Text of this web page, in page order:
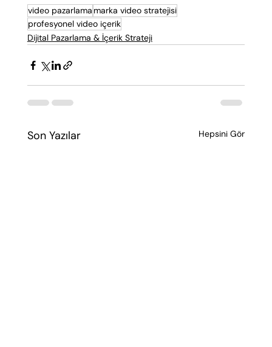
video pazarlama marka video stratejisi
profesyonel video içerik
Dijital Pazarlama & İçerik Strateji
Son Yazılar Hepsini Gör